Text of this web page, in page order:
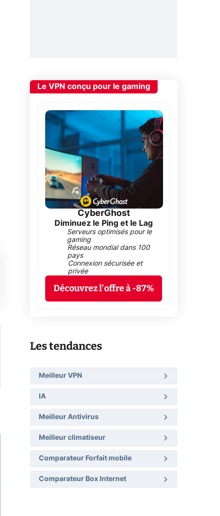
Le VPN conçu pour le gaming
CyberGhost
Diminuez le Ping et le Lag
Serveurs optimisés pour le
gaming
Réseau mondial dans 100
pays
Connexion sécurisée et
privée
Découvrez l'offre à -87%
Les tendances
Meilleur VPN
IA
Meilleur Antivirus
Meilleur climatiseur
Comparateur Forfait mobile
Comparateur Box Internet